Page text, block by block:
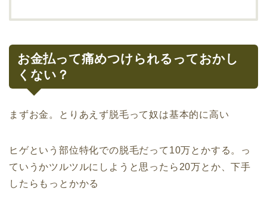
お金払って痛めつけられるっておかし
くない？
まずお金。とりあえず脱毛って奴は基本的に高い
ヒゲという部位特化での脱毛だって10万とかする。っ
ていうかツルツルにしようと思ったら20万とか、下手
したらもっとかかる